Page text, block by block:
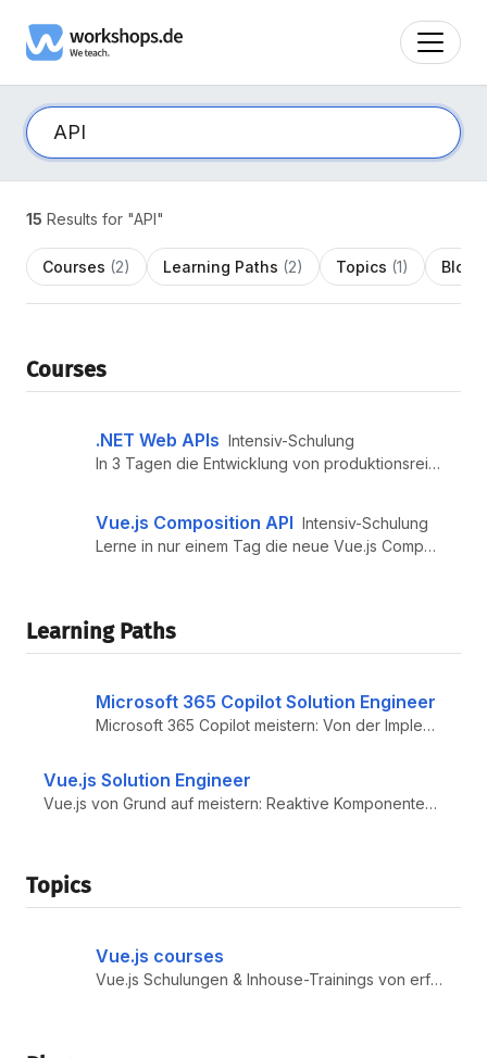
15 Results for "API"
Courses (2) Learning Paths (2) Topics (1) Blog
Courses
.NET Web APIs Intensiv-Schulung
In 3 Tagen die Entwicklung von produktionsreifen Web APIs mit .NET lernen. Lerne aus den Fehlern und Erfahrungen die wir...
Vue.js Composition API Intensiv-Schulung
Lerne in nur einem Tag die neue Vue.js Composition API kennen. Natürlich durch unsere Vuejs.de Expert:innen – auch als I...
Learning Paths
Microsoft 365 Copilot Solution Engineer
Microsoft 365 Copilot meistern: Von der Implementierung bis zur Workflow-Optimierung – werde zur Expertin oder zum Exper...
Vue.js Solution Engineer
Vue.js von Grund auf meistern: Reaktive Komponenten entwickeln, State Management beherrschen und skalierbare Web-Apps ba...
Topics
Vue.js courses
Vue.js Schulungen & Inhouse-Trainings von erfahrenen Expert:innen. Praxisnahe Workshops zu Vue 3, Composition API, Pinia...